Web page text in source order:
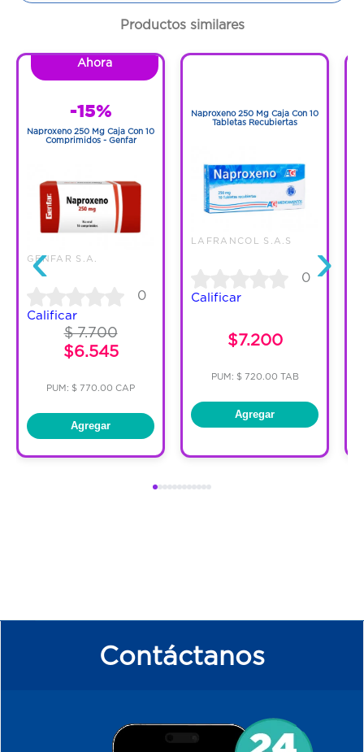
Contenido:15 Ml
Cantidad:1 Frasco Con Gotas
Productos similares
‹
Ahora
-15%
Naproxeno 250 Mg Caja Con 10
Comprimidos - Genfar
GENFAR S.A.
0
Calificar
$ 7.700
$6.545
PUM: $ 770.00 CAP
Agregar
Naproxeno 250 Mg Caja Con 10
Tabletas Recubiertas
LAFRANCOL S.A.S
0
Calificar
$7.200
PUM: $ 720.00 TAB
Agregar
›
Contáctanos